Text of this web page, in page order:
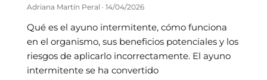
Adriana Martín Peral 14/04/2026
Qué es el ayuno intermitente, cómo funciona
en el organismo, sus beneficios potenciales y los
riesgos de aplicarlo incorrectamente. El ayuno
intermitente se ha convertido